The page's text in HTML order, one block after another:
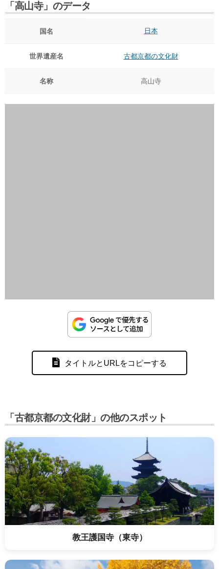
「高山寺」のデータ
国名 日本
世界遺産名 古都京都の文化財
名称 高山寺
タイトルとURLをコピーする
「古都京都の文化財」の他のスポット
教王護国寺（東寺）